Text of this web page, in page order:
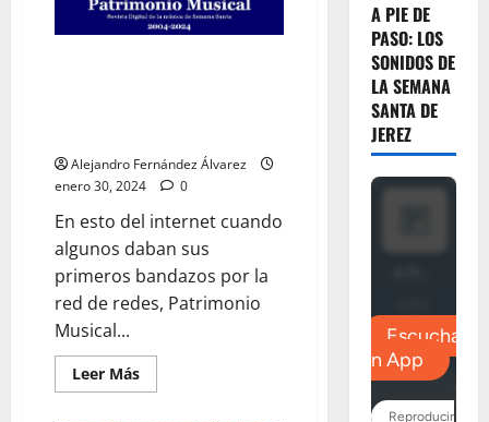
la
Coronación
Alejandro Fernández Álvarez
enero 30, 2024
0
En esto del internet cuando
algunos daban sus
primeros bandazos por la
red de redes, Patrimonio
Musical...
Leer MásLeer
más
A PIE DE
PASO: LOS
SONIDOS DE
LA SEMANA
SANTA DE
JEREZ